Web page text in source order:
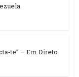
te” – Em Direto